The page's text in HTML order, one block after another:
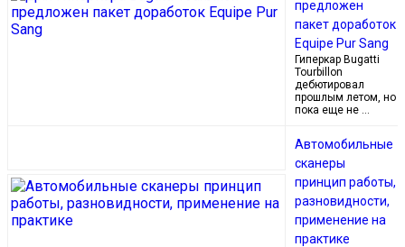
предложен
пакет доработок
Equipe Pur Sang
Гиперкар Bugatti
Tourbillon
дебютировал
прошлым летом, но
пока еще не …
Автомобильные
сканеры
принцип работы,
разновидности,
применение на
практике